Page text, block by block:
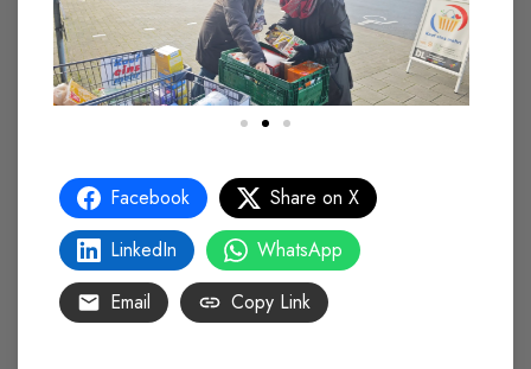
Facebook
Share on X
LinkedIn
WhatsApp
Email
Copy Link